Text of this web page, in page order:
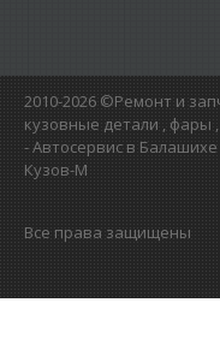
2010-2026 ©Ремонт и
кузовные детали , фары
- Автосервис в
Кузов-М
Все права защищены